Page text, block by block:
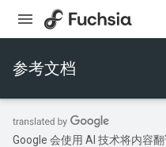
参考文档
Google 会使用 AI 技术将内容